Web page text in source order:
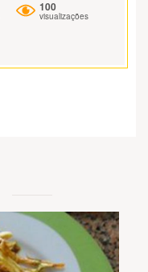
100
visualizações